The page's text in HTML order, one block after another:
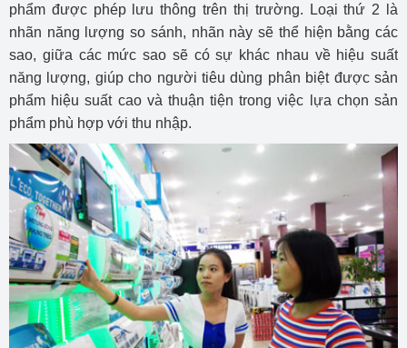
phẩm được phép lưu thông trên thị trường. Loại thứ 2 là
nhãn năng lượng so sánh, nhãn này sẽ thể hiện bằng các
sao, giữa các mức sao sẽ có sự khác nhau về hiệu suất
năng lượng, giúp cho người tiêu dùng phân biệt được sản
phẩm hiệu suất cao và thuận tiện trong việc lựa chọn sản
phẩm phù hợp với thu nhập.